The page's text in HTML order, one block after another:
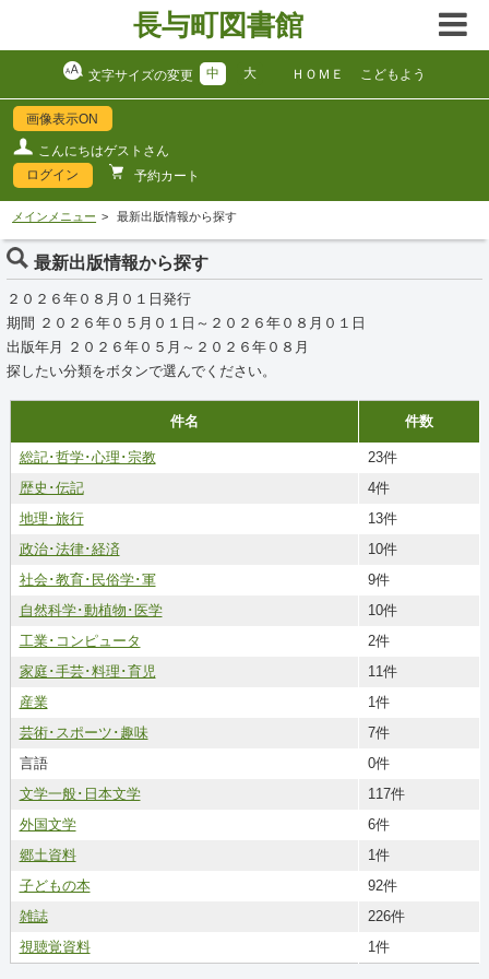
長与町図書館
文字サイズの変更 中 大 ＨＯＭＥ こどもよう
画像表示ON
こんにちはゲストさん
ログイン
予約カート
メインメニュー 最新出版情報から探す
最新出版情報から探す
２０２６年０８月０１日発行
期間 ２０２６年０５月０１日～２０２６年０８月０１日
出版年月 ２０２６年０５月～２０２６年０８月
探したい分類をボタンで選んでください。
件名 件数
総記･哲学･心理･宗教
23件
歴史･伝記
4件
地理･旅行
13件
政治･法律･経済
10件
社会･教育･民俗学･軍
9件
自然科学･動植物･医学
10件
工業･コンピュータ
2件
家庭･手芸･料理･育児
11件
産業
1件
芸術･スポーツ･趣味
7件
言語
0件
文学一般･日本文学
117件
外国文学
6件
郷土資料
1件
子どもの本
92件
雑誌
226件
視聴覚資料
1件